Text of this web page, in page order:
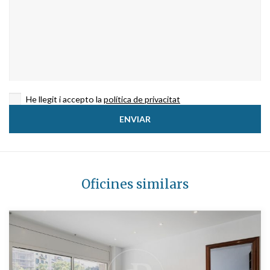
He llegit i accepto la política de privacitat
Oficines similars